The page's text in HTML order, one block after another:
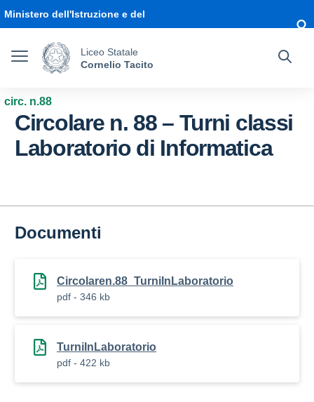
Ministero dell'Istruzione e del
Liceo Statale
Cornelio Tacito
circ. n.88
Circolare n. 88 – Turni classi
Laboratorio di Informatica
Documenti
Circolaren.88_TurniInLaboratorio
pdf - 346 kb
TurniInLaboratorio
pdf - 422 kb